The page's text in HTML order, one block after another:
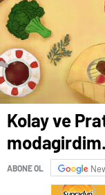
Kolay ve
ABONE OL